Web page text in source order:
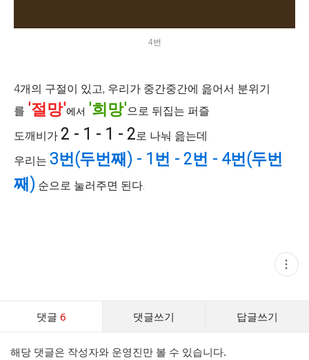
4번
4개의 구절이 있고, 우리가 중간중간에 읊어서 분위기
를 '절망'에서 '희망'으로 뒤집는 퍼즐
도깨비가 2 - 1 - 1 - 2로 나눠 읊는데
우리는 3번(두번째) - 1번 - 2번 - 4번(두번
째) 순으로 눌러주면 된다.
현
재
글
기
댓글 6 댓글쓰기 답글쓰기
해당 댓글은 작성자와 운영진만 볼 수 있습니다.